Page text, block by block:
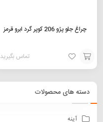
چراغ جلو پژو 206 کوپر گرد ابرو قرمز
تماس بگیرید
افزودن
سبد
دسته های محصولات
آینه